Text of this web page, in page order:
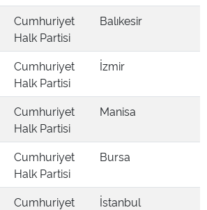
Cumhuriyet
Halk Partisi
Balıkesir
Cumhuriyet
Halk Partisi
İzmir
Cumhuriyet
Halk Partisi
Manisa
Cumhuriyet
Halk Partisi
Bursa
Cumhuriyet
İstanbul